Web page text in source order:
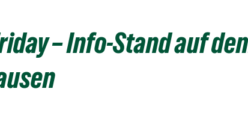
– Info-Stand auf